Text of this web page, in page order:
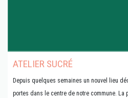
ATELIER SUCRÉ
Depuis quelques semaines un nouvel lieu
portes dans le centre de notre commune. La